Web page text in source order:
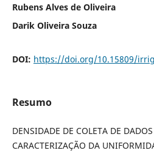
Rubens Alves de Oliveira
Darik Oliveira Souza
DOI: https://doi.org/10.15809/
Resumo
DENSIDADE DE COLETA DE
CARACTERIZAÇÃO DA